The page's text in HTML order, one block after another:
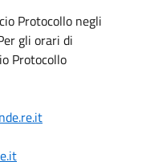
Protocollo negli
gli orari di
Protocollo